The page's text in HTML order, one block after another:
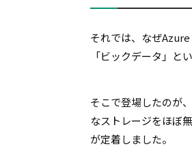
それでは、なぜ
「ビックデータ」と
そこで登場したのが
なストレージをほぼ
が定着しました。